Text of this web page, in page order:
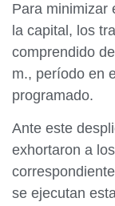
Para minimizar
la capital, los
comprendido
m., período en
programado.
Ante este
exhortaron a
se ejecutan